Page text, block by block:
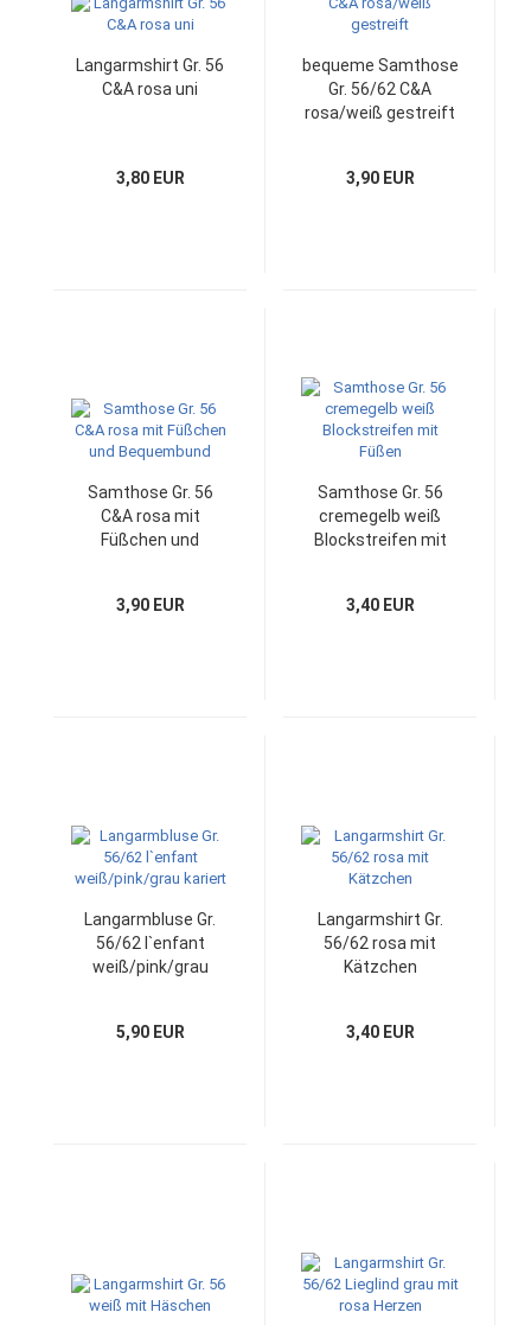
Langarmshirt Gr. 56
C&A rosa uni
3,80 EUR
bequeme Samthose
Gr. 56/62 C&A
rosa/weiß gestreift
3,90 EUR
Samthose Gr. 56
C&A rosa mit
Füßchen und
3,90 EUR
Samthose Gr. 56
cremegelb weiß
Blockstreifen mit
3,40 EUR
Langarmbluse Gr.
56/62 l`enfant
weiß/pink/grau
5,90 EUR
Langarmshirt Gr.
56/62 rosa mit
Kätzchen
3,40 EUR